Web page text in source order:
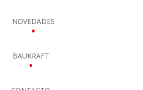
NOVEDADES
•
BAUKRAFT
•